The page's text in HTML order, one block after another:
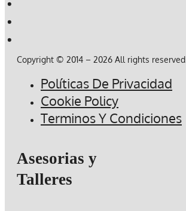
Copyright © 2014 – 2026 All rights reserved.
Políticas De Privacidad
Cookie Policy
Terminos Y Condiciones
Asesorias y
Talleres